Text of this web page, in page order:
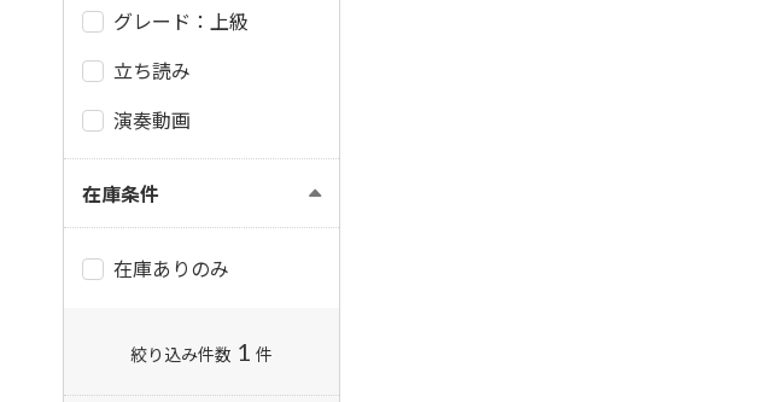
グレード：上級
立ち読み
演奏動画
在庫条件
在庫ありのみ
絞り込み件数 1 件